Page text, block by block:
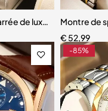
de luxe pour homme
Montre de
€ 52,99
-85%